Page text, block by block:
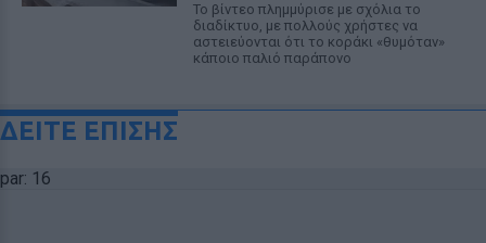
Το βίντεο πλημμύρισε με σχόλια το
διαδίκτυο, με πολλούς χρήστες να
αστειεύονται ότι το κοράκι «θυμόταν»
κάποιο παλιό παράπονο
ΔΕΙΤΕ ΕΠΙΣΗΣ
par: 16